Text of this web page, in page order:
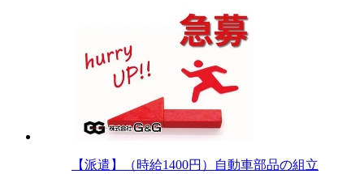
【派遣】（時給1400円）自動車部品の組立